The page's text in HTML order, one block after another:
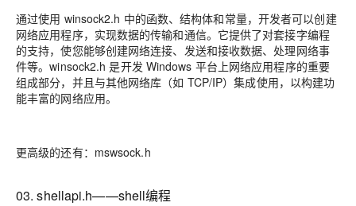
通过使用 winsock2.h 中的函数、结构体和常量，开发者可以创建
网络应用程序，实现数据的传输和通信。它提供了对套接字编程
的支持，使您能够创建网络连接、发送和接收数据、处理网络事
件等。winsock2.h 是开发 Windows 平台上网络应用程序的重要
组成部分，并且与其他网络库（如 TCP/IP）集成使用，以构建功
能丰富的网络应用。
更高级的还有：mswsock.h
03. shellapi.h——shell编程